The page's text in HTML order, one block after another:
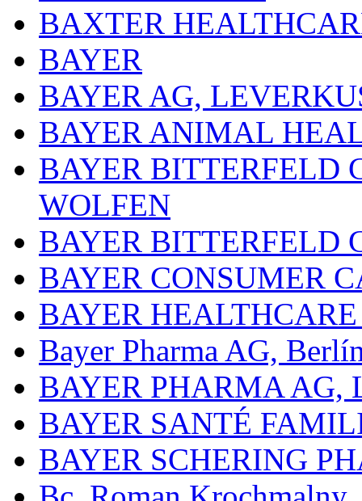
BAXTER
BAYER
BAYER AG,
BAYER ANIMAL
BAYER BITTERFELD
WOLFEN
BAYER BITTERFELD
BAYER CONSUMER
BAYER
Bayer Pharma AG,
BAYER PHARMA AG,
BAYER SANTÉ
BAYER SCHERING